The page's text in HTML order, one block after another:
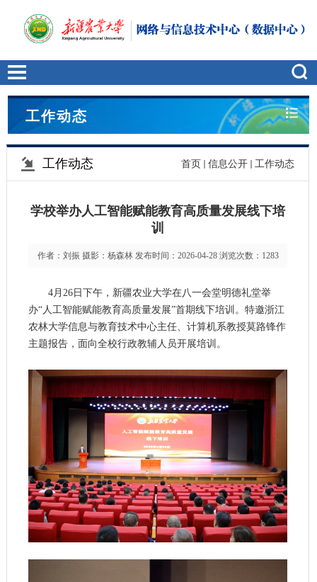
工作动态
工作动态 首页 信息公开 工作动态
学校举办人工智能赋能教育高质量发展线下培
训
作者：刘振 摄影：杨森林 发布时间：2026-04-28 浏览次数： 1283
4月26日下午，新疆农业大学在八一会堂明德礼堂举
办“人工智能赋能教育高质量发展”首期线下培训。特邀浙江
农林大学信息与教育技术中心主任、计算机系教授莫路锋作
主题报告，面向全校行政教辅人员开展培训。